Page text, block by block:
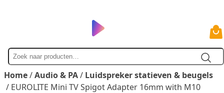
Zoek
naar
Home/Audio & PA/ Luidspreker statieven & beugels
/ EUROLITE Mini TV Spigot Adapter 16mm with M10